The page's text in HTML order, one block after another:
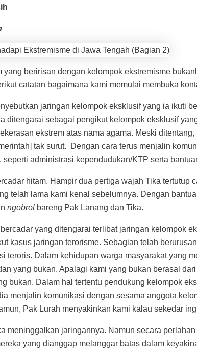
beririsan dengan kelompok ekstremisme
catatan bagaimana kami memulai membuka
jaringan kelompok eksklusif yang ia ikuti
ditengarai sebagai pengikut kelompok eksklusif
ekstrem atas nama agama. Meski
tak surut. Dengan cara terus menjalin
administrasi kependudukan/KTP serta
hitam. Hampir dua pertiga wajah Tika
telah lama kami kenal sebelumnya. Dengan
ngobrol bareng Pak Lanang dan Tika.
yang ditengarai terlibat jaringan kelompok
kasus jaringan terorisme. Sebagian telah
teroris. Dalam kehidupan warga masyarakat yang
yang bukan. Apalagi kami yang bukan berasal
bukan. Dalam hal tertentu pendukung kelompok
menjalin komunikasi dengan sesama anggota
Pak Lurah menyakinkan kami kalau sekedar
meninggalkan jaringannya. Namun secara
yang dianggap melanggar batas dalam